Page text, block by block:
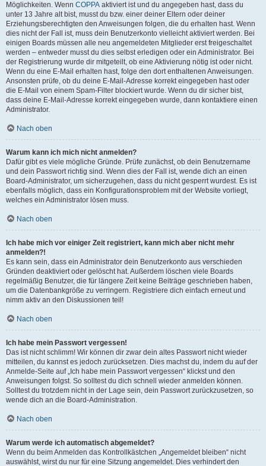
Möglichkeiten. Wenn COPPA aktiviert ist und du angegeben hast, dass du
unter 13 Jahre alt bist, musst du bzw. einer deiner Eltern oder deiner
Erziehungsberechtigten den Anweisungen folgen, die du erhalten hast. Wenn
dies nicht der Fall ist, muss dein Benutzerkonto vielleicht aktiviert werden. Bei
einigen Boards müssen alle neu angemeldeten Mitglieder erst freigeschaltet
werden – entweder musst du dies selbst erledigen oder ein Administrator. Bei
der Registrierung wurde dir mitgeteilt, ob eine Aktivierung nötig ist oder nicht.
Wenn du eine E-Mail erhalten hast, folge den dort enthaltenen Anweisungen.
Ansonsten prüfe, ob du deine E-Mail-Adresse korrekt eingegeben hast oder
die E-Mail von einem Spam-Filter blockiert wurde. Wenn du dir sicher bist,
dass deine E-Mail-Adresse korrekt eingegeben wurde, dann kontaktiere einen
Administrator.
Nach oben
Warum kann ich mich nicht anmelden?
Dafür gibt es viele mögliche Gründe. Prüfe zunächst, ob dein Benutzername
und dein Passwort richtig sind. Wenn dies der Fall ist, wende dich an einen
Board-Administrator, um sicherzugehen, dass du nicht gesperrt wurdest. Es ist
ebenfalls möglich, dass ein Konfigurationsproblem mit der Website vorliegt,
welches ein Administrator lösen muss.
Nach oben
Ich habe mich vor einiger Zeit registriert, kann mich aber nicht mehr
anmelden?!
Es kann sein, dass ein Administrator dein Benutzerkonto aus verschieden
Gründen deaktiviert oder gelöscht hat. Außerdem löschen viele Boards
regelmäßig Benutzer, die für längere Zeit keine Beiträge geschrieben haben,
um die Datenbankgröße zu verringern. Registriere dich einfach erneut und
nimm aktiv an den Diskussionen teil!
Nach oben
Ich habe mein Passwort vergessen!
Das ist nicht schlimm! Wir können dir zwar dein altes Passwort nicht wieder
mitteilen, du kannst es jedoch zurücksetzen. Dies machst du, indem du auf der
Anmelde-Seite auf „Ich habe mein Passwort vergessen“ klickst und den
Anweisungen folgst. So solltest du dich schnell wieder anmelden können.
Solltest du trotzdem nicht in der Lage sein, dein Passwort zurückzusetzen, so
wende dich an die Board-Administration.
Nach oben
Warum werde ich automatisch abgemeldet?
Wenn du beim Anmelden das Kontrollkästchen „Angemeldet bleiben“ nicht
auswählst, wirst du nur für eine Sitzung angemeldet. Dies verhindert den